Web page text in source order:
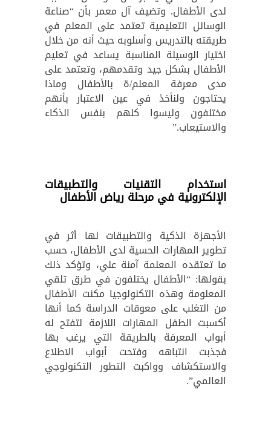
لدى الأطفال. وتضيف آل معمر بأن “صناعة
الوسائل التعليمية تعتمد على المعلم في
طريقته بالتدريس وأسلوبه حيث أنه من خلال
اختيار الوسيلة المناسبة يساعد في تعليم
الأطفال بشكل جيد وتقدمهم، وتعتمد على
مدى معرفة المعلم/ة بالأطفال وماذا
يحتاجون ولنأخذ في عين الاعتبار بأنهم
مختلفون وليسوا كلهم بنفس الذكاء
والاستيعاب.”
استخدام التقنيات والتطبيقات
الإلكترونية في مرحلة رياض الأطفال
الأجهزة الذكية والتطبيقات لها أثر في
تطوير المهارات الحسية لدى الأطفال، حسب
ما تعتقده المعلمة آمنة علي، وتؤكد ذلك
بقولها: “الأطفال يختلفون في طرق تلقي
المعلومة وهذه التكنولوجيا مكنت الأطفال
من التغلب على معوقات الدراسة كما أنها
أكسبت الطفل المهارات اللازمة لتفتح له
أبواب المعرفة بالطريقة التي يرغب بها
فجذبت انتباهه وفتحت أبواب الاطلاع
والاستكشاف وواكبت التطور التكنولوجي
العالمي”.